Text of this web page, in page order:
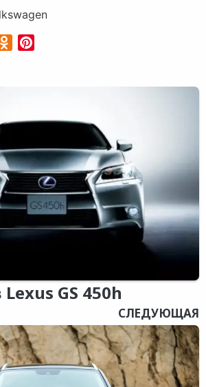
Odnoklassniki
GS 450h
СЛЕДУЮЩАЯ